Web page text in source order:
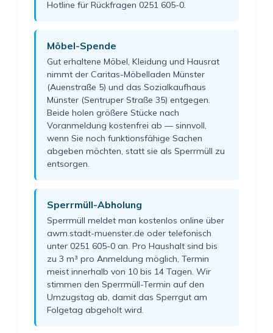
Hotline für Rückfragen 0251 605-0.
Möbel-Spende
Gut erhaltene Möbel, Kleidung und Hausrat
nimmt der Caritas-Möbelladen Münster
(Auenstraße 5) und das Sozialkaufhaus
Münster (Sentruper Straße 35) entgegen.
Beide holen größere Stücke nach
Voranmeldung kostenfrei ab — sinnvoll,
wenn Sie noch funktionsfähige Sachen
abgeben möchten, statt sie als Sperrmüll zu
entsorgen.
Sperrmüll-Abholung
Sperrmüll meldet man kostenlos online über
awm.stadt-muenster.de oder telefonisch
unter 0251 605-0 an. Pro Haushalt sind bis
zu 3 m³ pro Anmeldung möglich, Termin
meist innerhalb von 10 bis 14 Tagen. Wir
stimmen den Sperrmüll-Termin auf den
Umzugstag ab, damit das Sperrgut am
Folgetag abgeholt wird.